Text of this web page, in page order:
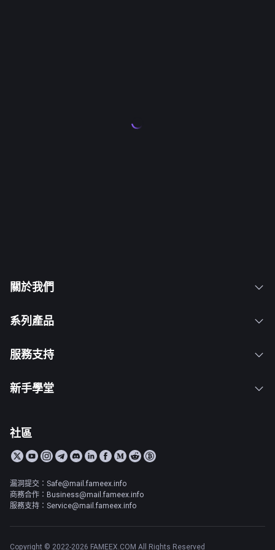
關於我們
系列產品
服務支持
新手學堂
社區
漏洞提交：Safe@mail.fameex.info
商務合作：Business@mail.fameex.info
服務支持：Service@mail.fameex.info
Copyright © 2022-2026 FAMEEX.COM All Rights Reserved